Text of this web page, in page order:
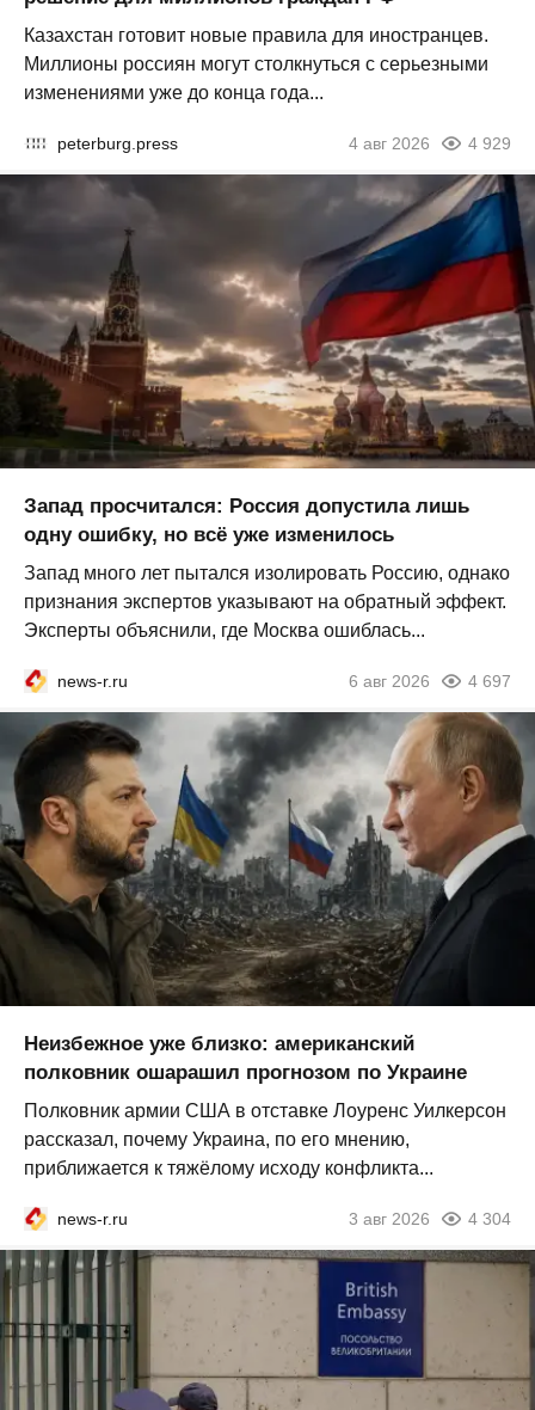
Казахстан готовит новые правила для иностранцев.
Миллионы россиян могут столкнуться с серьезными
изменениями уже до конца года...
peterburg.press 4 авг 2026 4 929
Запад просчитался: Россия допустила лишь
одну ошибку, но всё уже изменилось
Запад много лет пытался изолировать Россию, однако
признания экспертов указывают на обратный эффект.
Эксперты объяснили, где Москва ошиблась...
news-r.ru 6 авг 2026 4 697
Неизбежное уже близко: американский
полковник ошарашил прогнозом по Украине
Полковник армии США в отставке Лоуренс Уилкерсон
рассказал, почему Украина, по его мнению,
приближается к тяжёлому исходу конфликта...
news-r.ru 3 авг 2026 4 304